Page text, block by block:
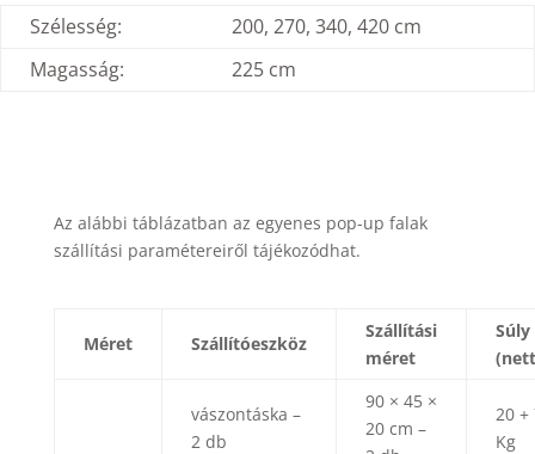
Szélesség:
200, 270, 340, 420 cm
Magasság:
225 cm
Az alábbi táblázatban az egyenes pop-up falak
szállítási paramétereiről tájékozódhat.
Méret Szállítóeszköz
Szállítási
méret
Súly
vászontáska –
2 db
90 × 45 ×
20 cm –
20 +
Kg